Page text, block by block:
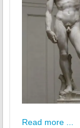
Read more ...